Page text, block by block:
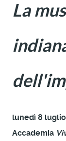
La
lunedì 8
Accademia